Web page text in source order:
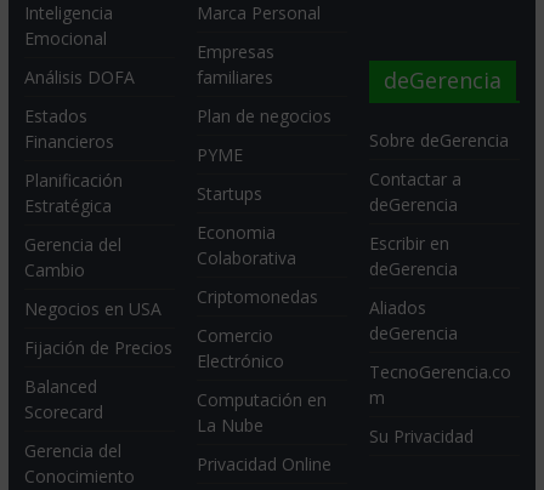
Inteligencia
Emocional
Análisis DOFA
Estados
Financieros
Planificación
Estratégica
Gerencia del
Cambio
Negocios en USA
Fijación de Precios
Balanced
Scorecard
Gerencia del
Conocimiento
Marca Personal
Empresas
familiares
Plan de negocios
PYME
Startups
Economia
Colaborativa
Criptomonedas
Comercio
Electrónico
Computación en
La Nube
Privacidad Online
deGerencia
Sobre deGerencia
Contactar a
deGerencia
Escribir en
deGerencia
Aliados
deGerencia
TecnoGerencia.co
m
Su Privacidad